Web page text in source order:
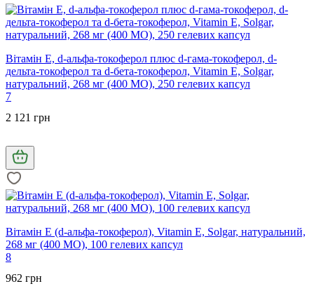
Вітамін Е, d-альфа-токоферол плюс d-гама-токоферол, d-
дельта-токоферол та d-бета-токоферол, Vitamin E, Solgar,
натуральний, 268 мг (400 МО), 250 гелевих капсул
7
2 121 грн
Вітамін Е (d-альфа-токоферол), Vitamin E, Solgar, натуральний,
268 мг (400 МО), 100 гелевих капсул
8
962 грн